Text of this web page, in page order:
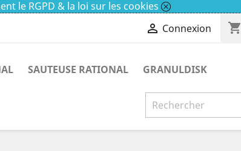
le RGPD & la loi sur les cookies
 Connexion shopping_cart
SAUTEUSE RATIONAL GRANULDISK